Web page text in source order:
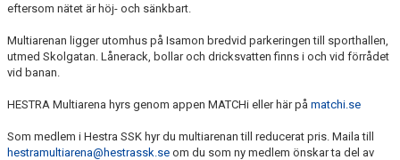
eftersom nätet är höj- och sänkbart.
Multiarenan ligger utomhus på Isamon bredvid parkeringen till sporthallen,
utmed Skolgatan. Lånerack, bollar och dricksvatten finns i och vid förrådet
vid banan.
HESTRA Multiarena hyrs genom appen MATCHi eller här på matchi.se
Som medlem i Hestra SSK hyr du multiarenan till reducerat pris. Maila till
hestramultiarena@hestrassk.se om du som ny medlem önskar ta del av